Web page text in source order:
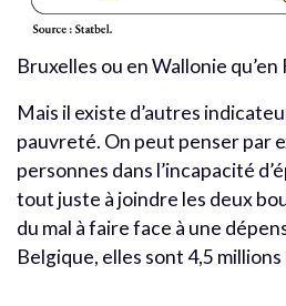
Bruxelles ou en Wallonie qu’en
Mais il existe d’autres
pauvreté. On peut penser par
personnes dans l’incapacité
tout juste à joindre les deux
du mal à faire face à une
Belgique, elles sont 4,5